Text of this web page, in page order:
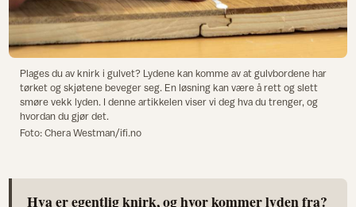
Plages du av knirk i gulvet? Lydene kan komme av at gulvbordene har
tørket og skjøtene beveger seg. En løsning kan være å rett og slett
smøre vekk lyden. I denne artikkelen viser vi deg hva du trenger, og
hvordan du gjør det.
Foto: Chera Westman/ifi.no
Hva er egentlig knirk, og hvor kommer lyden fra?